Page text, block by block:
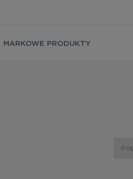
MARKOWE PRODUKTY